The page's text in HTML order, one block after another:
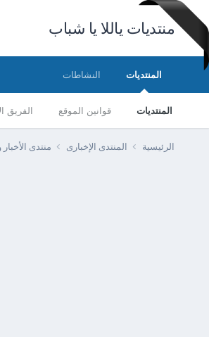
منتديات ياللا يا شباب
المنتديات
المنتديات قوانين الموقع الفريق
النشاطات
الرئيسية المنتدى الإخبارى منتدى